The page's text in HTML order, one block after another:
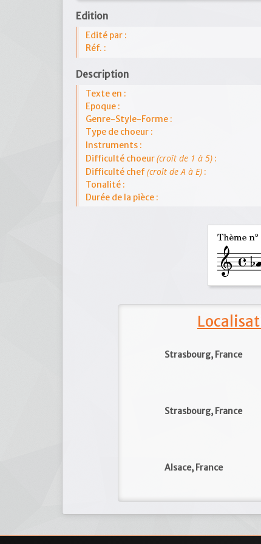
Edition
Edité par :
Réf. :
Description
Texte en :
Epoque :
Genre-Style-Forme :
Type de choeur :
Instruments :
Difficulté choeur(croît de 1 à 5) :
Difficulté chef (croît de A à E) :
Tonalité :
Durée de la pièce :
Strasbourg, France
Strasbourg, France
Alsace, France